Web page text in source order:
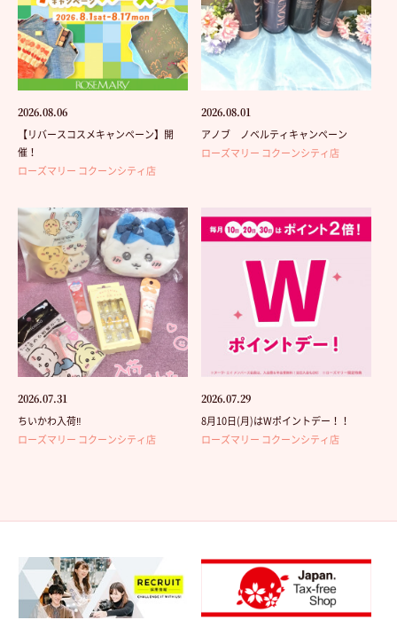
2026.08.06
【リバースコスメキャンペーン】開
催！
ローズマリー コクーンシティ店
2026.08.01
アノブ ノベルティキャンペーン
ローズマリー コクーンシティ店
2026.07.31
ちいかわ入荷‼️
ローズマリー コクーンシティ店
2026.07.29
8月10日(月)はWポイントデー！！
ローズマリー コクーンシティ店